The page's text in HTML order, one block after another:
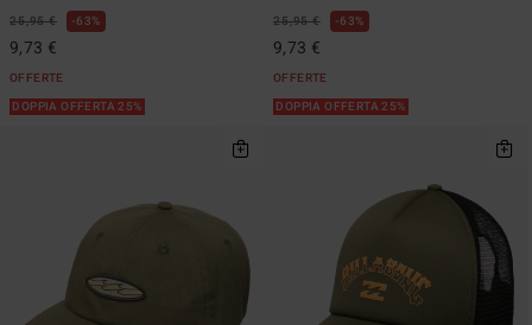
25,95 € 63%
9,73 €
OFFERTE
DOPPIA OFFERTA 25%
25,95 € 63%
9,73 €
OFFERTE
DOPPIA OFFERTA 25%